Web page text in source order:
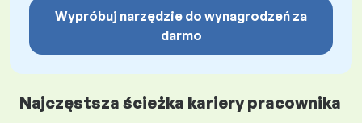
Wypróbuj narzędzie do wynagrodzeń za
darmo
Najczęstsza ścieżka kariery pracownika